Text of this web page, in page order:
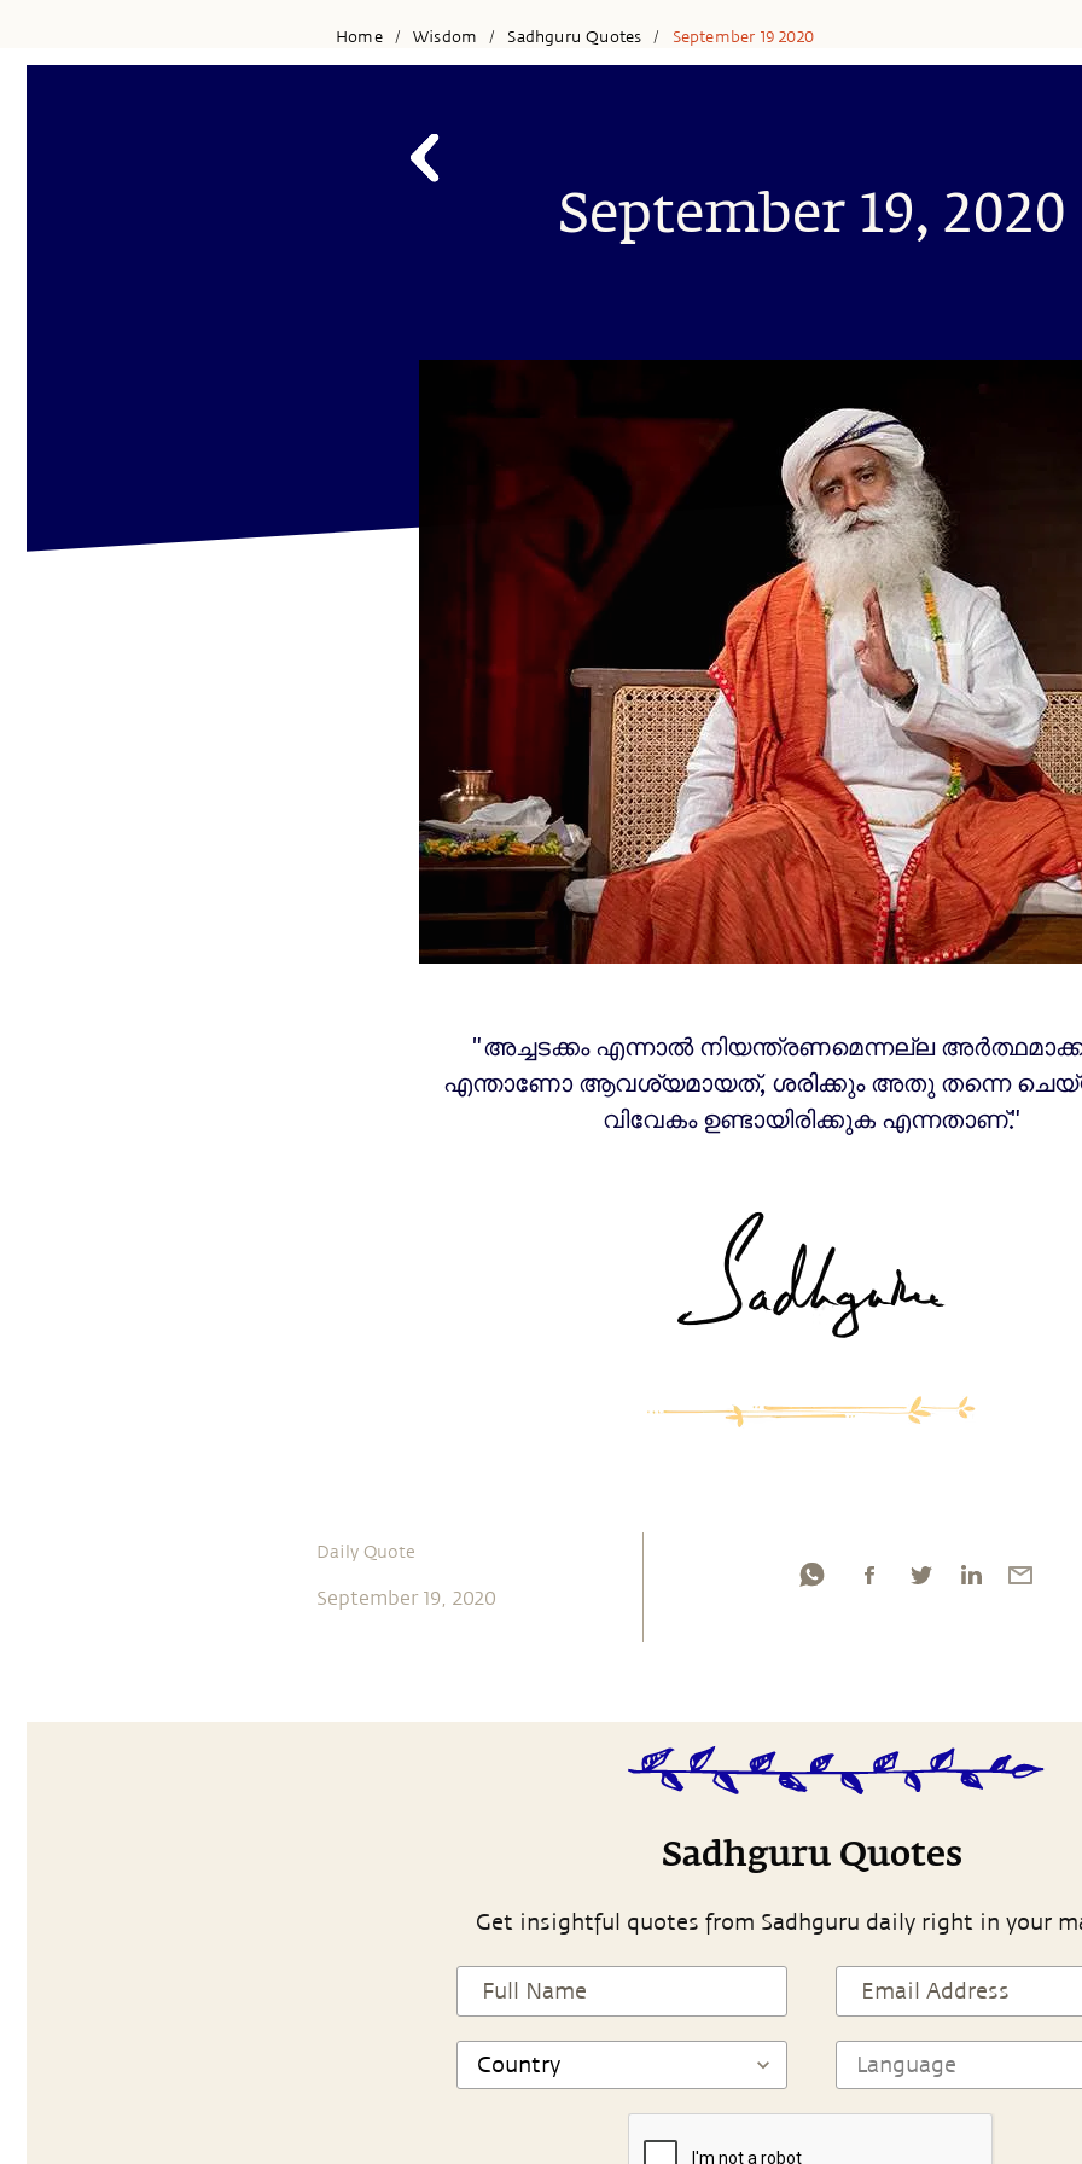
Home / Wisdom / Sadhguru Quotes / September 19 2020
September 19, 2020
"അച്ചടക്കം എന്നാൽ നിയന്ത്രണമെന്നല്ല
എന്താണോ ആവശ്യമായത്, ശരിക്കും അതു തന്നെ
വിവേകം ഉണ്ടായിരിക്കുക എന്നതാണ്."
Daily Quote
September 19, 2020
Sadhguru Quotes
Get insightful quotes from Sadhguru daily right in your